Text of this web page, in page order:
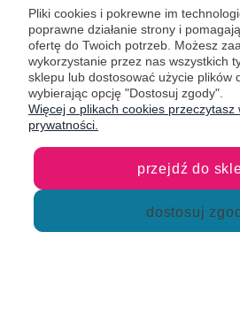
Produkt ten może być wykorzystywany
jest również wspaniałym
akrobatyczna zawieszona w domu da
radości, poprawi jego sprawność
więcej, zawiązana chusta wertykalna
bądź miejsce, gdzie dziecko może
bezpieczeństwo użytkowania.
Pliki cookies i pokrewne im
poprawne działanie strony i
ofertę do Twoich potrzeb. Możesz
wykorzystanie przez nas wszystkich
sklepu lub dostosować użycie plików
wybierając opcję "Dostosuj zgody".
Więcej o plikach cookies przeczytasz
prywatności.
przejdź do
dostosuj